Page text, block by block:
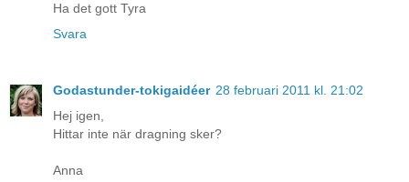
Ha det gott Tyra
Svara
Godastunder-tokigaidéer 28 februari 2011 kl. 21:02
Hej igen,
Hittar inte när dragning sker?
Anna